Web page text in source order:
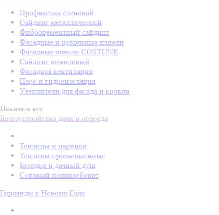
Профнастил стеновой
Сайдинг металлический
Фиброцементный сайдинг
Фасадные и цокольные панели
Фасадные панели COSTUNE
Сайдинг виниловый
Фасадная вентиляция
Паро и гидроизоляция
Утеплители для фасада и кровли
Показать все
Благоустройство дачи и огорода
Теплицы и парники
Теплицы промышленные
Беседки и дачный душ
Сотовый поликарбонат
Гирлянды к Новому Году